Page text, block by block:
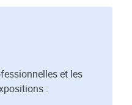
et les
: